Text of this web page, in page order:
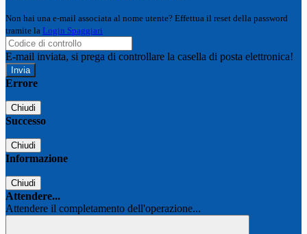
Non hai una e-mail associata al nome utente? Effettua il reset della password
tramite la Login Spaggiari
E-mail inviata, si prega di controllare la casella di posta elettronica!
Errore
Chiudi
Successo
Chiudi
Informazione
Chiudi
Attendere...
Attendere il completamento dell'operazione...